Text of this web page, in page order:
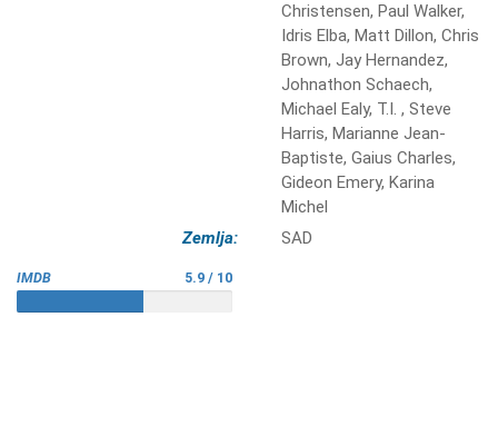
Christensen, Paul Walker,
Idris Elba, Matt Dillon, Chris
Brown, Jay Hernandez,
Johnathon Schaech,
Michael Ealy, T.I. , Steve
Harris, Marianne Jean-
Baptiste, Gaius Charles,
Gideon Emery, Karina
Michel
Zemlja:
SAD
IMDB 5.9 / 10